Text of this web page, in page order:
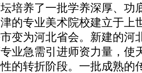
培养了一批学养深厚、功
的专业美术院校建立于上
变为河北省会。新建的河
业急需引进师资力量，使
的转折阶段。一批成熟的